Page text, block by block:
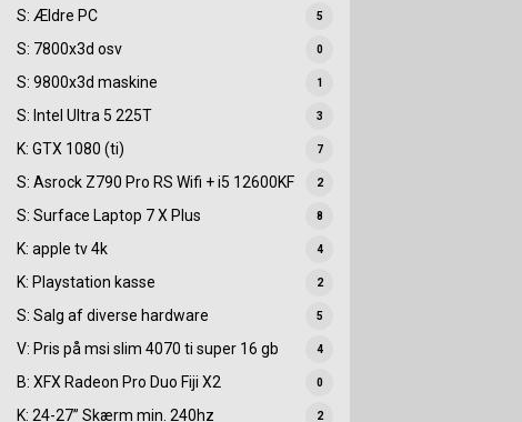
S: Ældre PC 5
S: 7800x3d osv 0
S: 9800x3d maskine 1
S: Intel Ultra 5 225T 3
K: GTX 1080 (ti) 7
S: Asrock Z790 Pro RS Wifi + i5 12600KF 2
S: Surface Laptop 7 X Plus 8
K: apple tv 4k 4
K: Playstation kasse 2
S: Salg af diverse hardware 5
V: Pris på msi slim 4070 ti super 16 gb 4
B: XFX Radeon Pro Duo Fiji X2 0
K: 24-27” Skærm min. 240hz 2